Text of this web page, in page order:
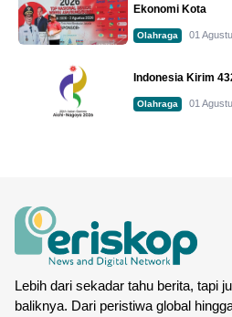
Ekonomi Kota
Olahraga 01
Indonesia Kirim
Olahraga 01
Lebih dari sekadar tahu berita, tapi
baliknya. Dari peristiwa global